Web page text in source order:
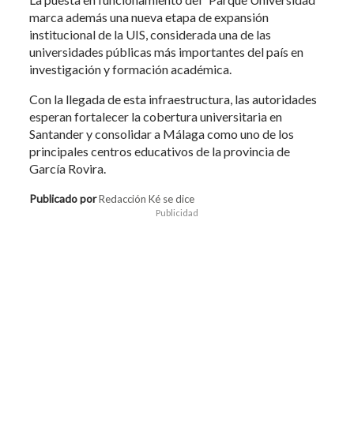
marca además una nueva etapa de expansión
institucional de la UIS, considerada una de las
universidades públicas más importantes del país en
investigación y formación académica.
Con la llegada de esta infraestructura, las autoridades
esperan fortalecer la cobertura universitaria en
Santander y consolidar a Málaga como uno de los
principales centros educativos de la provincia de
García Rovira.
Publicado porRedacción Ké se dice
Publicidad